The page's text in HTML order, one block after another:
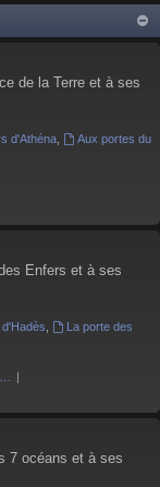
de la Terre et à ses
d'Athéna,
Aux portes du
Enfers et à ses
La porte des
7 océans et à ses